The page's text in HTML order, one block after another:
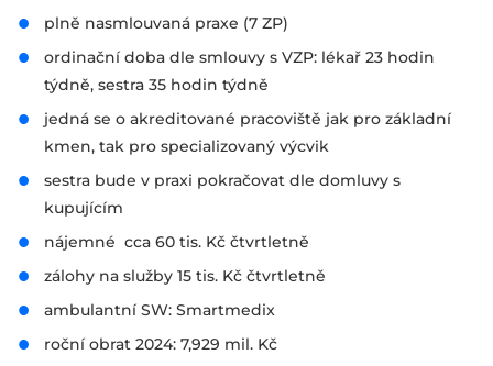
plně nasmlouvaná praxe (7 ZP)
ordinační doba dle smlouvy s VZP: lékař 23 hodin
týdně, sestra 35 hodin týdně
jedná se o akreditované pracoviště jak pro základní
kmen, tak pro specializovaný výcvik
sestra bude v praxi pokračovat dle domluvy s
kupujícím
nájemné cca 60 tis. Kč čtvrtletně
zálohy na služby 15 tis. Kč čtvrtletně
ambulantní SW: Smartmedix
roční obrat 2024: 7,929 mil. Kč